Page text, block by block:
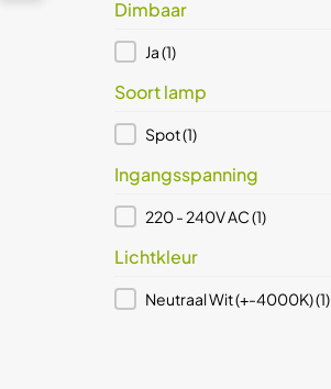
Dimbaar
Dimbaar
Ja(1)
Soort lamp
Soort lamp
Spot(1)
Ingangsspanning
Ingangsspanning
220 - 240V AC(1)
Lichtkleur
Lichtkleur
Neutraal Wit (+-4000K)(1)